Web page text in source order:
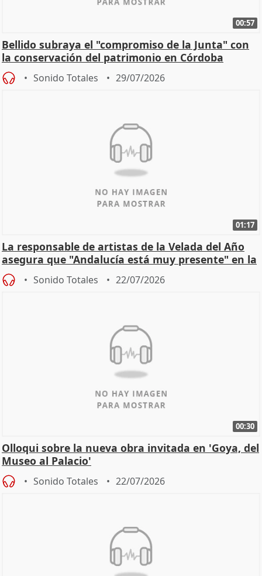
00:57
Bellido subraya el "compromiso de la Junta" con
la conservación del patrimonio en Córdoba
Sonido Totales 29/07/2026
01:17
La responsable de artistas de la Velada del Año
asegura que "Andalucía está muy presente" en la
cita
Sonido Totales 22/07/2026
00:30
Olloqui sobre la nueva obra invitada en 'Goya, del
Museo al Palacio'
Sonido Totales 22/07/2026